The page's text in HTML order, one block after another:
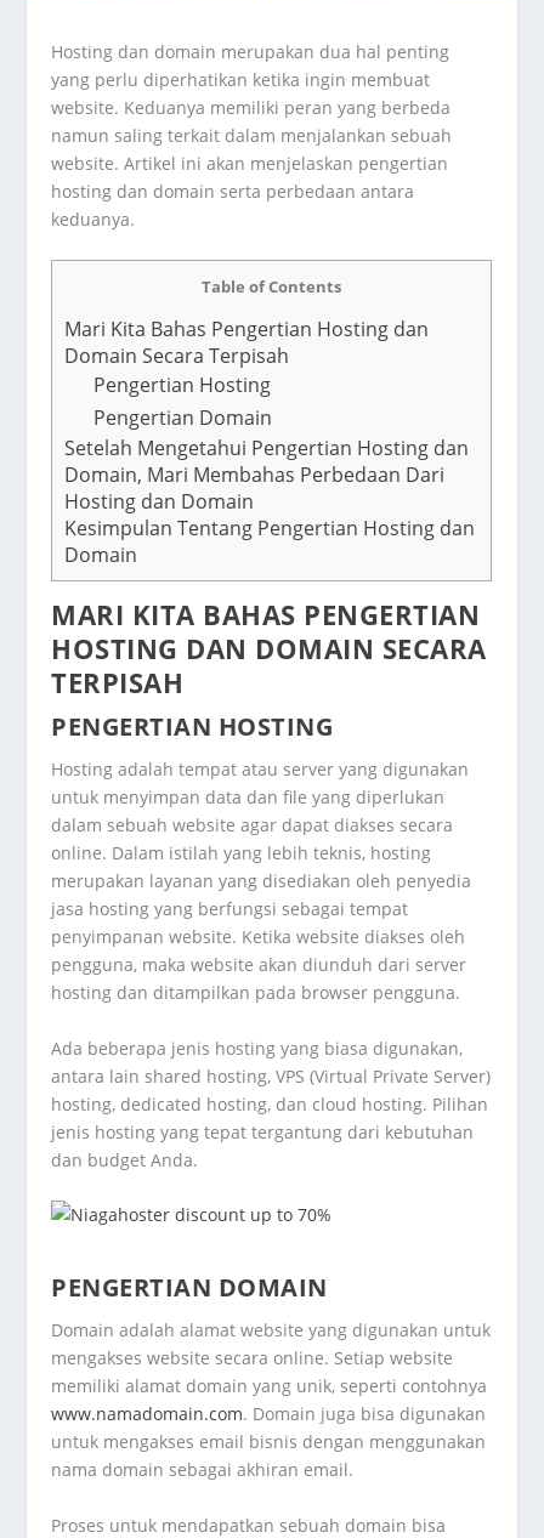
Hosting dan domain merupakan dua hal penting
yang perlu diperhatikan ketika ingin membuat
website. Keduanya memiliki peran yang berbeda
namun saling terkait dalam menjalankan sebuah
website. Artikel ini akan menjelaskan pengertian
hosting dan domain serta perbedaan antara
keduanya.
Table of Contents
Mari Kita Bahas Pengertian Hosting dan
Domain Secara Terpisah
Pengertian Hosting
Pengertian Domain
Setelah Mengetahui Pengertian Hosting dan
Domain, Mari Membahas Perbedaan Dari
Hosting dan Domain
Kesimpulan Tentang Pengertian Hosting dan
Domain
MARI KITA BAHAS PENGERTIAN
HOSTING DAN DOMAIN SECARA
TERPISAH
PENGERTIAN HOSTING
Hosting adalah tempat atau server yang digunakan
untuk menyimpan data dan file yang diperlukan
dalam sebuah website agar dapat diakses secara
online. Dalam istilah yang lebih teknis, hosting
merupakan layanan yang disediakan oleh penyedia
jasa hosting yang berfungsi sebagai tempat
penyimpanan website. Ketika website diakses oleh
pengguna, maka website akan diunduh dari server
hosting dan ditampilkan pada browser pengguna.
Ada beberapa jenis hosting yang biasa digunakan,
antara lain shared hosting, VPS (Virtual Private Server)
hosting, dedicated hosting, dan cloud hosting. Pilihan
jenis hosting yang tepat tergantung dari kebutuhan
dan budget Anda.
PENGERTIAN DOMAIN
Domain adalah alamat website yang digunakan untuk
mengakses website secara online. Setiap website
memiliki alamat domain yang unik, seperti contohnya
www.namadomain.com. Domain juga bisa digunakan
untuk mengakses email bisnis dengan menggunakan
nama domain sebagai akhiran email.
Proses untuk mendapatkan sebuah domain bisa